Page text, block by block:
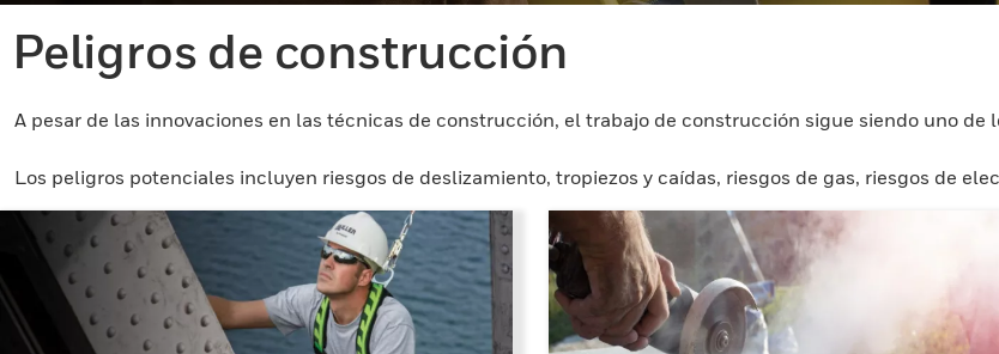
Peligros de construcción
A pesar de las innovaciones en las técnicas de construcción, el trabajo de construcción sigue siendo uno de
Los peligros potenciales incluyen riesgos de deslizamiento, tropiezos y caídas, riesgos de gas, riesgos de